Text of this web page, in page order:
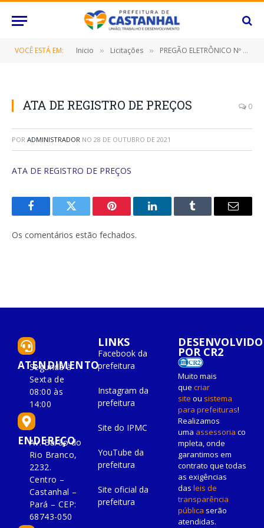
VOCÊ ESTÁ EM: Inicio » Licitações » PREGÃO ELETRÔNICO Nº 066/2021-SRP (CONTRATAÇÃO DE EMPRESA ESPECIALIZADA PARA FORNECIMENTO DE MATERIAIS DE SUPORTE PARA ATENDIMENTO PRÉ HOSPITALAR DE URGÊNCIA)
ATA DE REGISTRO DE PREÇOS 0
POR ADMINISTRADOR NO 28 DE OUTUBRO DE 2021
ATA DE REGISTRO DE PREÇOS
FacebookTwitter Pinterest O
Tumblr
E-
Os comentários estão fechados.
ATENDIMENTO
Segunda à
Sexta de
08:00 às
14:00
ENDEREÇO
Av. Barão do
Rio Branco,
2232.
Centro –
Castanhal –
Pará – CEP:
68743-050
LINKS
Facebook da
prefeitura
Instagram da
prefeitura
Site do IPMC
YouTube da
prefeitura
Site oficial da
prefeitura
DESENVOLVIDO
POR CR2
Muito mais
que criar
site ou sistema
para prefeituras!
Realizamos
uma assessoria co
mpleta, onde
garantimos em
contrato que todas
as exigências
das leis de
transparência
pública serão
atendidas.